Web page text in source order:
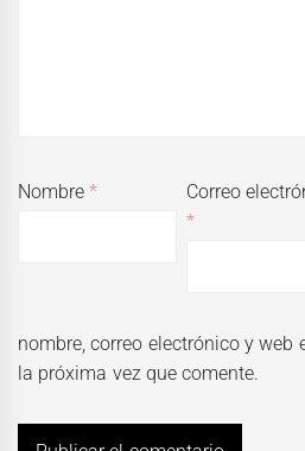
Nombre*
Correo
*
nombre, correo electrónico y web
la próxima vez que comente.